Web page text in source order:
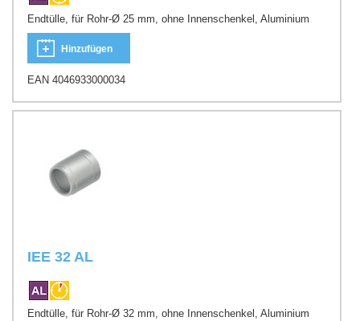
Endtülle, für Rohr-Ø 25 mm, ohne Innenschenkel, Aluminium
Hinzufügen
EAN 4046933000034
IEE 32 AL
Endtülle, für Rohr-Ø 32 mm, ohne Innenschenkel, Aluminium